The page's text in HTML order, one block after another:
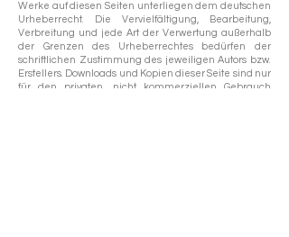
Werke auf diesen Seiten unterliegen dem deutschen
Urheberrecht. Die Vervielfältigung, Bearbeitung,
Verbreitung und jede Art der Verwertung außerhalb
der Grenzen des Urheberrechtes bedürfen der
schriftlichen Zustimmung des jeweiligen Autors bzw.
Erstellers. Downloads und Kopien dieser Seite sind nur
für den privaten, nicht kommerziellen Gebrauch